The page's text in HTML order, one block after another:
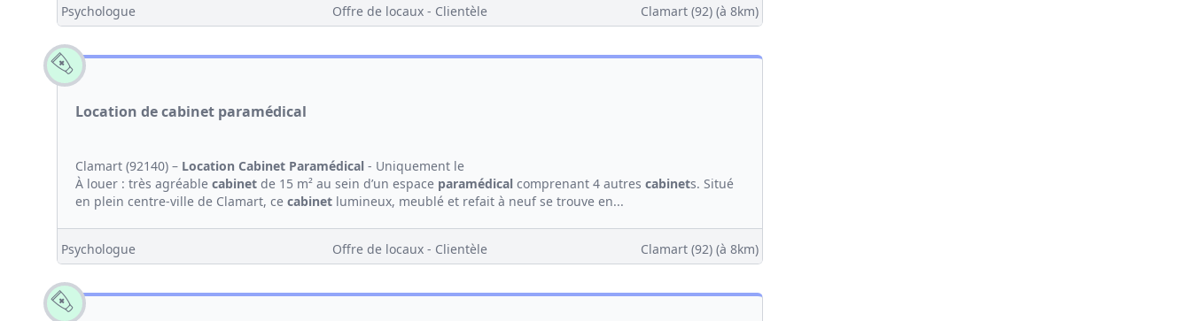
Psychologue Offre de locaux - Clientèle Clamart (92)(à 8km)
Location de cabinet paramédical
Clamart (92140) – Location Cabinet Paramédical - Uniquement le
À louer : très agréable cabinet de 15 m² au sein d’un espace paramédical comprenant 4 autres cabinets. Situé
en plein centre-ville de Clamart, ce cabinet lumineux, meublé et refait à neuf se trouve en...
Psychologue Offre de locaux - Clientèle Clamart (92)(à 8km)